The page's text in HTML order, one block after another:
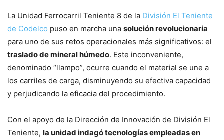
La Unidad Ferrocarril Teniente 8 de la División El Teniente
de Codelco puso en marcha una solución revolucionaria
para uno de sus retos operacionales más significativos: el
traslado de mineral húmedo. Este inconveniente,
denominado “llampo”, ocurre cuando el material se une a
los carriles de carga, disminuyendo su efectiva capacidad
y perjudicando la eficacia del procedimiento.
Con el apoyo de la Dirección de Innovación de División El
Teniente, la unidad indagó tecnologías empleadas en